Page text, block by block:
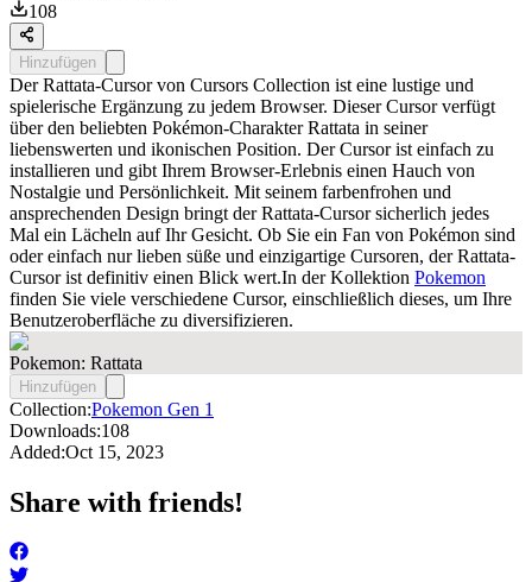
108
Hinzufügen
Der Rattata-Cursor von Cursors Collection ist eine lustige und
spielerische Ergänzung zu jedem Browser. Dieser Cursor verfügt
über den beliebten Pokémon-Charakter Rattata in seiner
liebenswerten und ikonischen Position. Der Cursor ist einfach zu
installieren und gibt Ihrem Browser-Erlebnis einen Hauch von
Nostalgie und Persönlichkeit. Mit seinem farbenfrohen und
ansprechenden Design bringt der Rattata-Cursor sicherlich jedes
Mal ein Lächeln auf Ihr Gesicht. Ob Sie ein Fan von Pokémon sind
oder einfach nur lieben süße und einzigartige Cursoren, der Rattata-
Cursor ist definitiv einen Blick wert.In der Kollektion Pokemon
finden Sie viele verschiedene Cursor, einschließlich dieses, um Ihre
Benutzeroberfläche zu diversifizieren.
Pokemon: Rattata
Hinzufügen
Collection:Pokemon Gen 1
Downloads:108
Added:Oct 15, 2023
Share with friends!